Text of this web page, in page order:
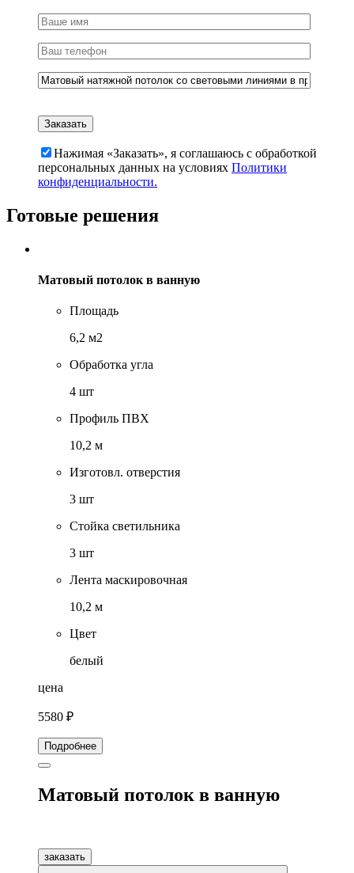
Нажимая «Заказать», я соглашаюсь c обработкой
персональных данных на условиях Политики
конфиденциальности.
Готовые решения
Матовый потолок в ванную
Площадь
6,2 м2
Обработка угла
4 шт
Профиль ПВХ
10,2 м
Изготовл. отверстия
3 шт
Стойка светильника
3 шт
Лента маскировочная
10,2 м
Цвет
белый
цена
5580 ₽
Подробнее
Матовый потолок в ванную
заказать